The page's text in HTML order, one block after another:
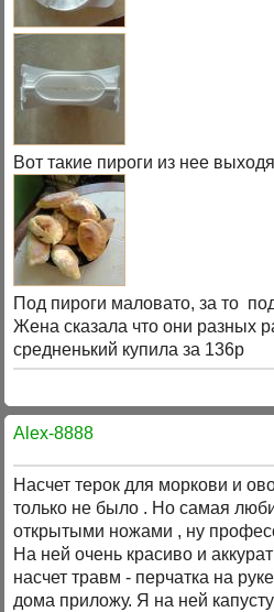
Вот такие пироги из нее
Под пироги маловато, за то
Жена сказала что они разных
средненький купила за 136р
Alex-8888
Насчет терок для моркови и
только не было . Но самая
открытыми ножами , ну
На ней очень красиво и
насчет травм - перчатка на
дома приложу. Я на ней